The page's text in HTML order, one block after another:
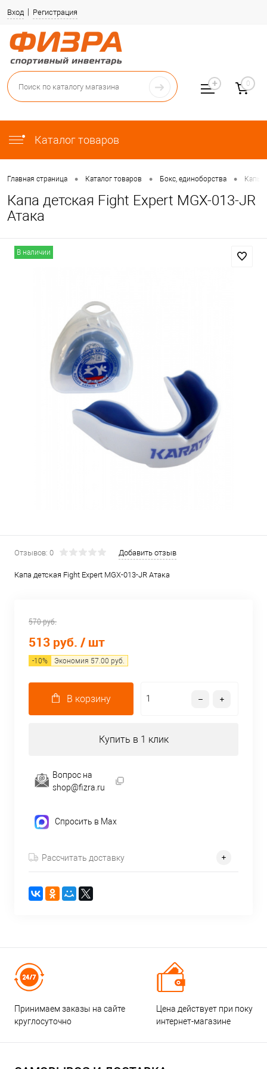
Вход Регистрация
Каталог товаров
0
Главная страница • Каталог товаров • Бокс, единоборства • Капы
Капа детская Fight Expert MGX-013-JR
Атака
В наличии
Отзывов: 0 Добавить отзыв
Капа детская Fight Expert MGX-013-JR Атака
570 руб.
513 руб. / шт
-10% Экономия 57.00 руб.
В корзину
Купить в 1 клик
Вопрос на
shop@fizra.ru
Спросить в Max
Рассчитать доставку
Принимаем заказы на сайте
круглосуточно
Цена действует при
интернет-магазине